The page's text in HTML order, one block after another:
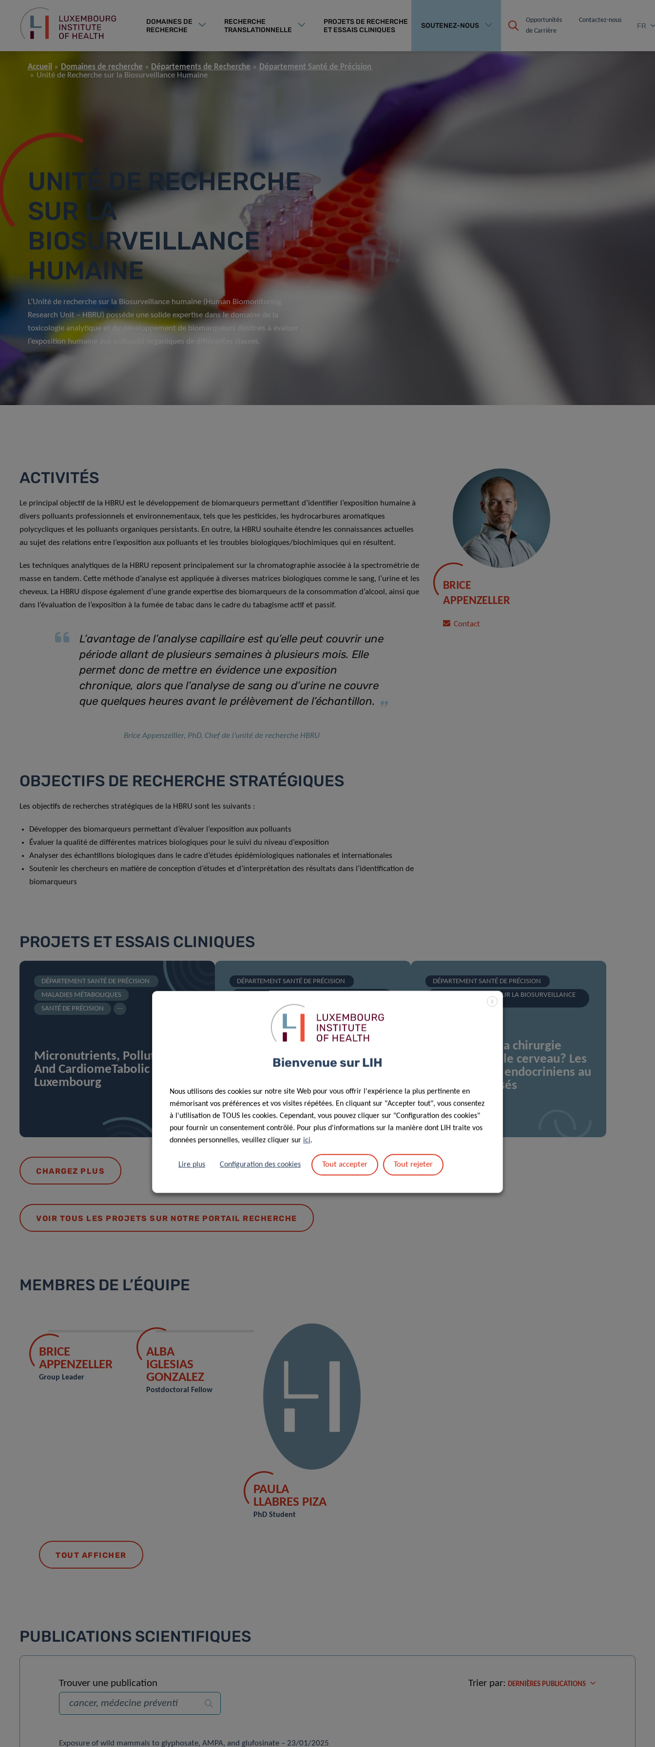
DOMAINES DE
RECHERCHE
RECHERCHE
TRANSLATIONNELLE
PROJETS DE RECHERCHE
ET ESSAIS CLINIQUES
SOUTENEZ-NOUS
Opportunités
de Carrière
Contactez-nous
FR
Accueil Domaines de recherche Départements de Recherche
Département Santé de Précision
Unité de Recherche sur la Biosurveillance Humaine
UNITÉ DE RECHERCHE
SUR LA
BIOSURVEILLANCE
HUMAINE
L’Unité de recherche sur la Biosurveillance humaine (Human Biomonitoring
Research Unit – HBRU) possède une solide expertise dans le domaine de la
toxicologie analytique et du développement de biomarqueurs destinés à évaluer
l’exposition humaine aux polluants organiques de différentes classes.
ACTIVITÉS
Le principal objectif de la HBRU est le développement de biomarqueurs permettant d’identifier l’exposition humaine à
divers polluants professionnels et environnementaux, tels que les pesticides, les hydrocarbures aromatiques
polycycliques et les polluants organiques persistants. En outre, la HBRU souhaite étendre les connaissances actuelles
au sujet des relations entre l’exposition aux polluants et les troubles biologiques/biochimiques qui en résultent.
Les techniques analytiques de la HBRU reposent principalement sur la chromatographie associée à la spectrométrie de
masse en tandem. Cette méthode d’analyse est appliquée à diverses matrices biologiques comme le sang, l’urine et les
cheveux. La HBRU dispose également d’une grande expertise des biomarqueurs de la consommation d’alcool, ainsi que
dans l’évaluation de l’exposition à la fumée de tabac dans le cadre du tabagisme actif et passif.
L’avantage de l’analyse capillaire est qu’elle peut couvrir une
période allant de plusieurs semaines à plusieurs mois. Elle
permet donc de mettre en évidence une exposition
chronique, alors que l’analyse de sang ou d’urine ne couvre
que quelques heures avant le prélèvement de l’échantillon.
Brice Appenzelller, PhD, Chef de l’unité de recherche HBRU
OBJECTIFS DE RECHERCHE STRATÉGIQUES
Les objectifs de recherches stratégiques de la HBRU sont les suivants :
Développer des biomarqueurs permettant d’évaluer l’exposition aux polluants
Évaluer la qualité de différentes matrices biologiques pour le suivi du niveau d’exposition
Analyser des échantillons biologiques dans le cadre d’études épidémiologiques nationales et internationales
Soutenir les chercheurs en matière de conception d’études et d’interprétation des résultats dans l’identification de
biomarqueurs
BRICE
APPENZELLER
Contact
PROJETS ET ESSAIS CLINIQUES
DÉPARTEMENT SANTÉ DE PRÉCISION
MALADIES MÉTABOLIQUES
SANTÉ DE PRÉCISION
...
Micronutrients, Pollutants
And CardiomeTabolic health in
Luxembourg
DÉPARTEMENT SANTÉ DE PRÉCISION
TRANSLATIONNELLE (TMOH)
LES TROUBLES IMMUNOLOGIQUES
SANTÉ DE PRÉCISION
exposure to endocrine
by analysis of non-invasive
biological samples
DÉPARTEMENT SANTÉ DE PRÉCISION
UNITÉ DE RECHERCHE SUR LA BIOSURVEILLANCE
Un lien entre la chirurgie
bariatrique et le cerveau? Les
perturbateurs endocriniens au
banc des accusés
CHARGEZ PLUS
VOIR TOUS LES PROJETS SUR NOTRE PORTAIL RECHERCHE
MEMBRES DE L’ÉQUIPE
BRICE
APPENZELLER
Group Leader
ALBA
IGLESIAS
GONZALEZ
Postdoctoral Fellow
PAULA
LLABRES PIZA
PhD Student
TOUT AFFICHER
PUBLICATIONS SCIENTIFIQUES
Trouver une publication
Recherche
Trier par: DERNIÈRES PUBLICATIONS
Exposure of wild mammals to glyphosate, AMPA, and glufosinate – 23/01/2025
X
Bienvenue sur LIH
Nous utilisons des cookies sur notre site Web pour vous offrir l'expérience la plus pertinente en
mémorisant vos préférences et vos visites répétées. En cliquant sur "Accepter tout", vous consentez
à l'utilisation de TOUS les cookies. Cependant, vous pouvez cliquer sur "Configuration des cookies"
pour fournir un consentement contrôlé. Pour plus d'informations sur la manière dont LIH traite vos
données personnelles, veuillez cliquer sur ici.
Lire plus Configuration des cookies Tout accepter Tout rejeter